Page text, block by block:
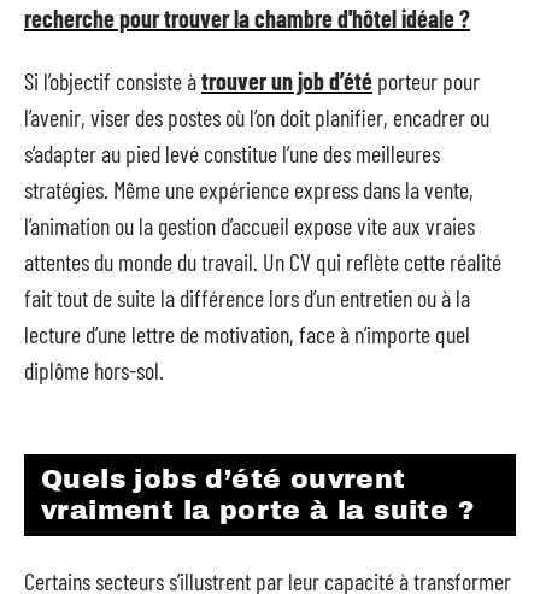
recherche pour trouver la chambre d'hôtel idéale ?
Si l’objectif consiste àtrouver un job d’été porteur pour
l’avenir, viser des postes où l’on doit planifier, encadrer ou
s’adapter au pied levé constitue l’une des meilleures
stratégies. Même une expérience express dans la vente,
l’animation ou la gestion d’accueil expose vite aux vraies
attentes du monde du travail. Un CV qui reflète cette réalité
fait tout de suite la différence lors d’un entretien ou à la
lecture d’une lettre de motivation, face à n’importe quel
diplôme hors-sol.
Quels jobs d’été ouvrent
vraiment la porte à la suite ?
Certains secteurs s’illustrent par leur capacité à transformer